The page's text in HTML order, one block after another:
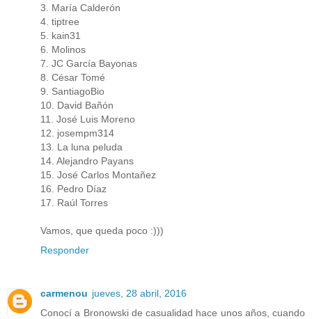
3. María Calderón
4. tiptree
5. kain31
6. Molinos
7. JC García Bayonas
8. César Tomé
9. SantiagoBio
10. David Bañón
11. José Luis Moreno
12. josempm314
13. La luna peluda
14. Alejandro Payans
15. José Carlos Montañez
16. Pedro Díaz
17. Raúl Torres
Vamos, que queda poco :)))
Responder
carmenou jueves, 28 abril, 2016
Conocí a Bronowski de casualidad hace unos años, cuando